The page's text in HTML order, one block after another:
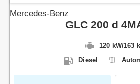
Mercedes-Benz
GLC 200 d
120 kW/163 k
Diesel